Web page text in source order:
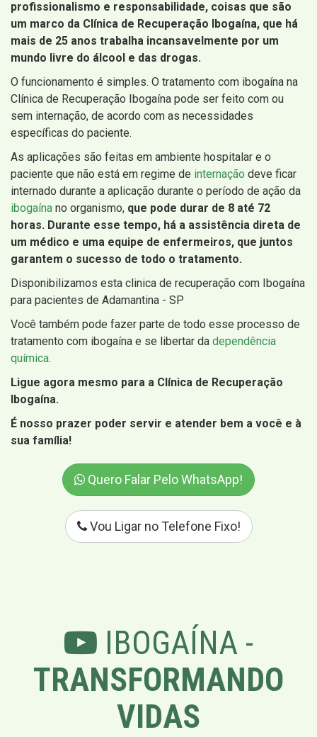
profissionalismo e responsabilidade, coisas que são
um marco da Clínica de Recuperação Ibogaína, que há
mais de 25 anos trabalha incansavelmente por um
mundo livre do álcool e das drogas.
O funcionamento é simples. O tratamento com ibogaína na
Clínica de Recuperação Ibogaína pode ser feito com ou
sem internação, de acordo com as necessidades
específicas do paciente.
As aplicações são feitas em ambiente hospitalar e o
paciente que não está em regime de internação deve ficar
internado durante a aplicação durante o período de ação da
ibogaína no organismo, que pode durar de 8 até 72
horas. Durante esse tempo, há a assistência direta de
um médico e uma equipe de enfermeiros, que juntos
garantem o sucesso de todo o tratamento.
Disponibilizamos esta clinica de recuperação com Ibogaína
para pacientes de Adamantina - SP
Você também pode fazer parte de todo esse processo de
tratamento com ibogaína e se libertar da dependência
química.
Ligue agora mesmo para a Clínica de Recuperação
Ibogaína.
É nosso prazer poder servir e atender bem a você e à
sua família!
Quero Falar Pelo WhatsApp!
Vou Ligar no Telefone Fixo!
IBOGAÍNA -
TRANSFORMANDO
VIDAS